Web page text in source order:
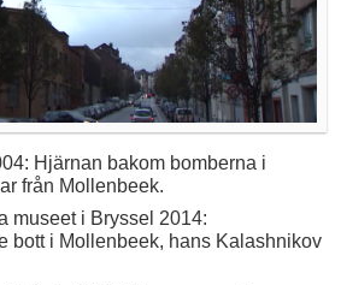
Hjärnan bakom bomberna i
från Mollenbeek.
museet i Bryssel 2014:
bott i Mollenbeek, hans Kalashnikov